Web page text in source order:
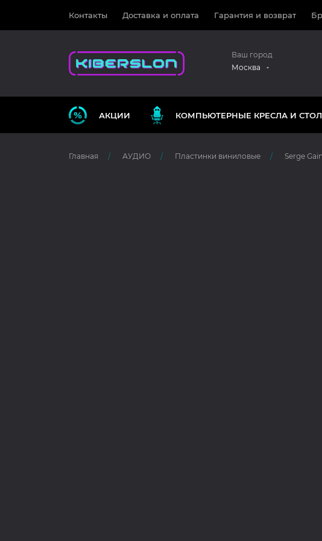
Контакты Доставка и оплата Гарантия и возврат
Ваш город
Москва
АКЦИИ КОМПЬЮТЕРНЫЕ КРЕСЛА И
Главная АУДИО Пластинки виниловые Serge